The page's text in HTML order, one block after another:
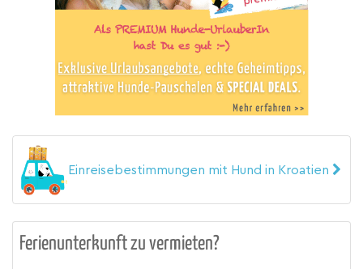
Einreisebestimmungen mit Hund in Kroatien
Ferienunterkunft zu vermieten?